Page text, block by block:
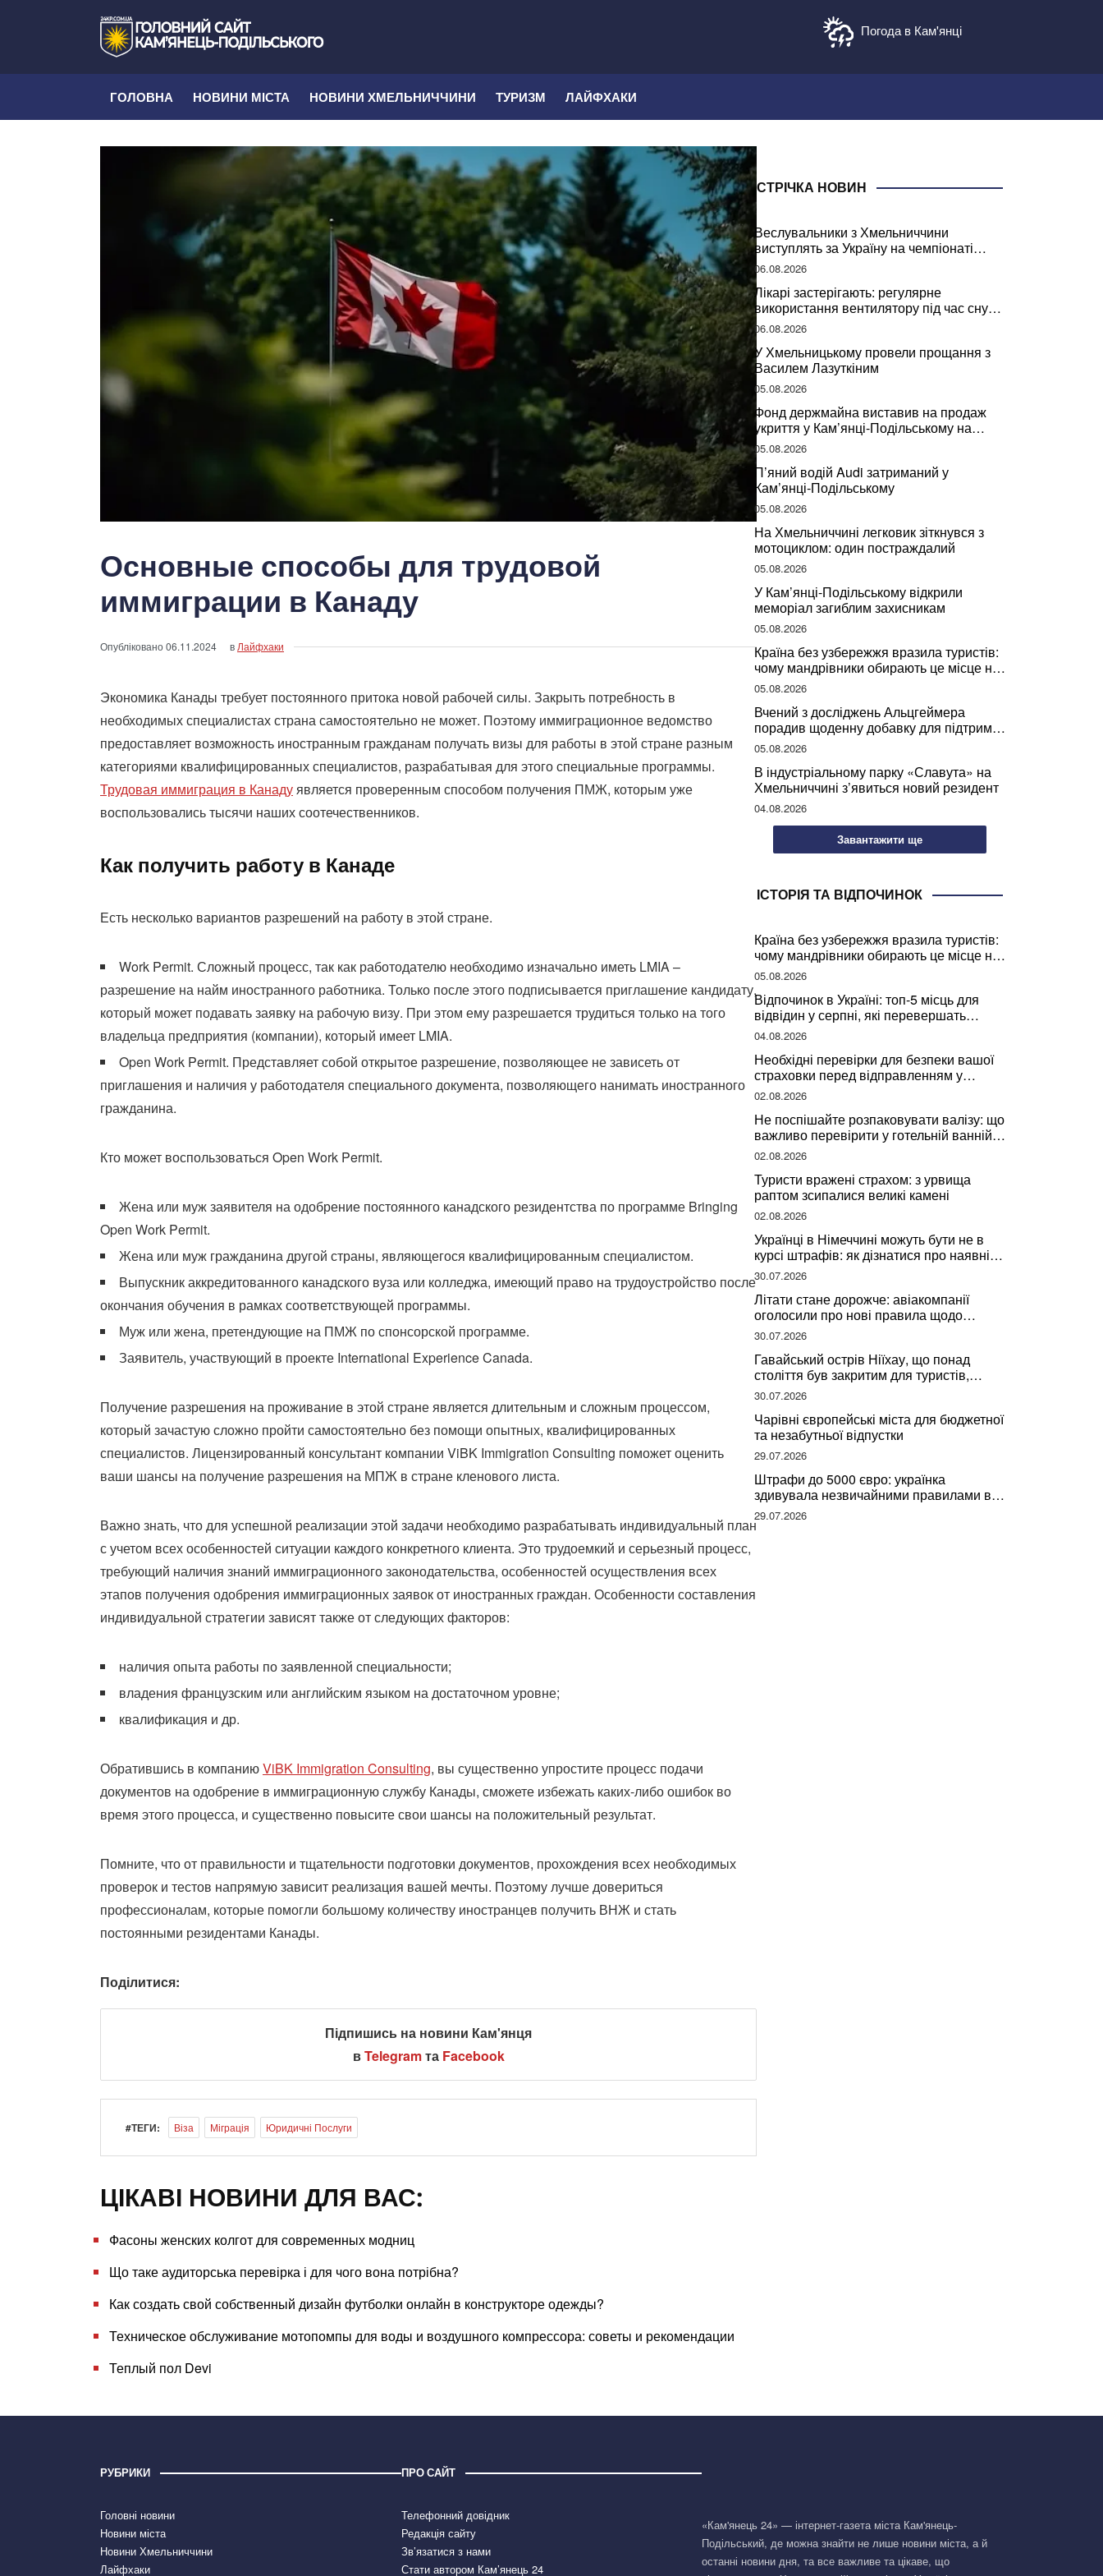
Погода в Кам'янці
ГОЛОВНА НОВИНИ МІСТА НОВИНИ ХМЕЛЬНИЧЧИНИ ТУРИЗМ ЛАЙФХАКИ
Основные способы для трудовой
иммиграции в Канаду
Опубліковано06.11.2024 в Лайфхаки
Экономика Канады требует постоянного притока новой рабочей силы. Закрыть потребность в
необходимых специалистах страна самостоятельно не может. Поэтому иммиграционное ведомство
предоставляет возможность иностранным гражданам получать визы для работы в этой стране разным
категориями квалифицированных специалистов, разрабатывая для этого специальные программы.
Трудовая иммиграция в Канадуявляется проверенным способом получения ПМЖ, которым уже
воспользовались тысячи наших соотечественников.
Как получить работу в Канаде
Есть несколько вариантов разрешений на работу в этой стране.
Work Permit. Сложный процесс, так как работодателю необходимо изначально иметь LMIA –
разрешение на найм иностранного работника. Только после этого подписывается приглашение кандидату,
который может подавать заявку на рабочую визу. При этом ему разрешается трудиться только на того
владельца предприятия (компании), который имеет LMIA.
Open Work Permit. Представляет собой открытое разрешение, позволяющее не зависеть от
приглашения и наличия у работодателя специального документа, позволяющего нанимать иностранного
гражданина.
Кто может воспользоваться Open Work Permit.
Жена или муж заявителя на одобрение постоянного канадского резидентства по программе Bringing
Open Work Permit.
Жена или муж гражданина другой страны, являющегося квалифицированным специалистом.
Выпускник аккредитованного канадского вуза или колледжа, имеющий право на трудоустройство после
окончания обучения в рамках соответствующей программы.
Муж или жена, претендующие на ПМЖ по спонсорской программе.
Заявитель, участвующий в проекте International Experience Canada.
Получение разрешения на проживание в этой стране является длительным и сложным процессом,
который зачастую сложно пройти самостоятельно без помощи опытных, квалифицированных
специалистов. Лицензированный консультант компании ViBK Immigration Consulting поможет оценить
ваши шансы на получение разрешения на МПЖ в стране кленового листа.
Важно знать, что для успешной реализации этой задачи необходимо разрабатывать индивидуальный план
с учетом всех особенностей ситуации каждого конкретного клиента. Это трудоемкий и серьезный процесс,
требующий наличия знаний иммиграционного законодательства, особенностей осуществления всех
этапов получения одобрения иммиграционных заявок от иностранных граждан. Особенности составления
индивидуальной стратегии зависят также от следующих факторов:
наличия опыта работы по заявленной специальности;
владения французским или английским языком на достаточном уровне;
квалификация и др.
Обратившись в компаниюViBK Immigration Consulting, вы существенно упростите процесс подачи
документов на одобрение в иммиграционную службу Канады, сможете избежать каких-либо ошибок во
время этого процесса, и существенно повысите свои шансы на положительный результат.
Помните, что от правильности и тщательности подготовки документов, прохождения всех необходимых
проверок и тестов напрямую зависит реализация вашей мечты. Поэтому лучше довериться
профессионалам, которые помогли большому количеству иностранцев получить ВНЖ и стать
постоянными резидентами Канады.
Поділитися:
Підпишись на новини Кам'янця
вTelegramта Facebook
#ТЕГИ: Віза Міграція Юридичні Послуги
ЦІКАВІ НОВИНИ ДЛЯ ВАС:
Фасоны женских колгот для современных модниц
Що таке аудиторська перевірка і для чого вона потрібна?
Как создать свой собственный дизайн футболки онлайн в конструкторе одежды?
Техническое обслуживание мотопомпы для воды и воздушного компрессора: советы и рекомендации
Теплый пол Devi
СТРІЧКА НОВИН
Веслувальники з Хмельниччини
виступлять за Україну на чемпіонаті
світу
06.08.2026
Лікарі застерігають: регулярне
використання вентилятору під час сну
може негативно вплинути на ваше
здоров’я
06.08.2026
У Хмельницькому провели прощання з
Василем Лазуткіним
05.08.2026
Фонд держмайна виставив на продаж
укриття у Кам’янці-Подільському на
Хмельниччині
05.08.2026
П’яний водій Audi затриманий у
Кам’янці-Подільському
05.08.2026
На Хмельниччині легковик зіткнувся з
мотоциклом: один постраждалий
05.08.2026
У Кам’янці-Подільському відкрили
меморіал загиблим захисникам
05.08.2026
Країна без узбережжя вразила туристів:
чому мандрівники обирають це місце на
відпочинок
05.08.2026
Вчений з досліджень Альцгеймера
порадив щоденну добавку для підтримки
мозкової діяльності
05.08.2026
В індустріальному парку «Славута» на
Хмельниччині з’явиться новий резидент
04.08.2026
Завантажити ще
ІСТОРІЯ ТА ВІДПОЧИНОК
Країна без узбережжя вразила туристів:
чому мандрівники обирають це місце на
відпочинок
05.08.2026
Відпочинок в Україні: топ-5 місць для
відвідин у серпні, які перевершать
закордонні враження
04.08.2026
Необхідні перевірки для безпеки вашої
страховки перед відправленням у
подорож
02.08.2026
Не поспішайте розпаковувати валізу: що
важливо перевірити у готельній ванній
за словами досвідченої мандрівниці
02.08.2026
Туристи вражені страхом: з урвища
раптом зсипалися великі камені
02.08.2026
Українці в Німеччині можуть бути не в
курсі штрафів: як дізнатися про наявні
борги
30.07.2026
Літати стане дорожче: авіакомпанії
оголосили про нові правила щодо
вибору місць
30.07.2026
Гавайський острів Ніїхау, що понад
століття був закритим для туристів,
починає приймати перших відвідувачів
30.07.2026
Чарівні європейські міста для бюджетної
та незабутньої відпустки
29.07.2026
Штрафи до 5000 євро: українка
здивувала незвичайними правилами в
Німеччині та поділилася правдою
29.07.2026
РУБРИКИ
Головні новини
Новини міста
Новини Хмельниччини
Лайфхаки
ПРО САЙТ
Телефонний довідник
Редакція сайту
Зв’язатися з нами
Стати автором Кам’янець 24
«Кам'янець 24» — інтернет-газета міста Кам'янець-
Подільський, де можна знайти не лише новини міста, а й
останні новини дня, та все важливе та цікаве, що